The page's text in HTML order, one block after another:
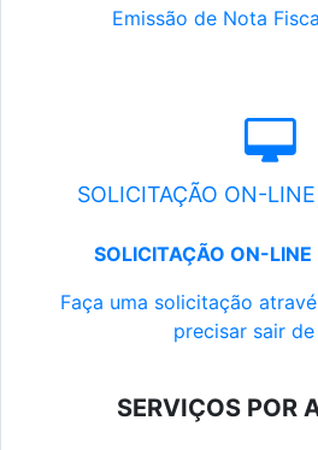
Emissão de Nota
SOLICITAÇÃO ON-
SOLICITAÇÃO ON-LINE
Faça uma solicitação
precisar sair de
SERVIÇOS POR